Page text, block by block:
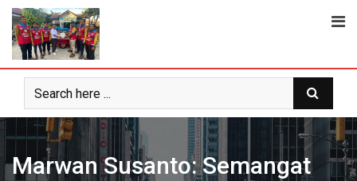
Skip
content
Marwan Susanto: Semangat